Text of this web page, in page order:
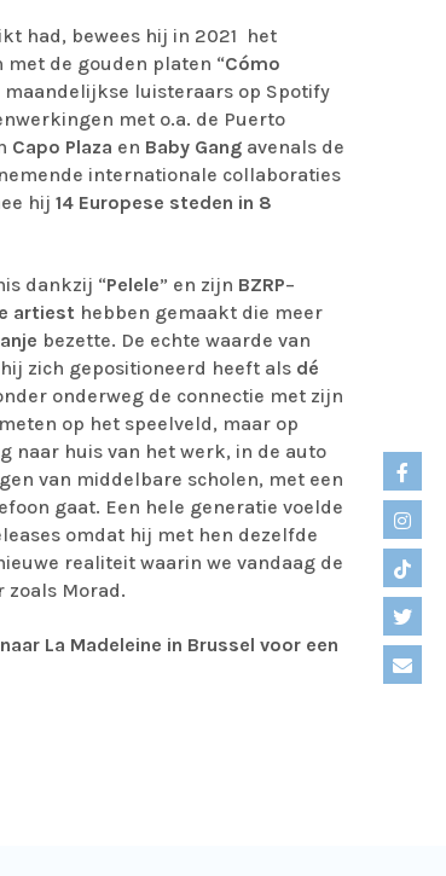
had, bewees hij in 2021 het
de gouden platen “Cómo
maandelijkse luisteraars op Spotify
met o.a. de Puerto
Capo Plaza en Baby Gangavenals de
internationale collaboraties
hij 14 Europese steden in 8
dankzij “Pelele” en zijn BZRP–
artiest hebben gemaakt die meer
bezette. De echte waarde van
zich gepositioneerd heeft als dé
onderweg de connectie met zijn
op het speelveld, maar op
naar huis van het werk, in de auto
van middelbare scholen, met een
gaat. Een hele generatie voelde
omdat hij met hen dezelfde
realiteit waarin we vandaag de
zoals Morad.
La Madeleine in Brussel voor een